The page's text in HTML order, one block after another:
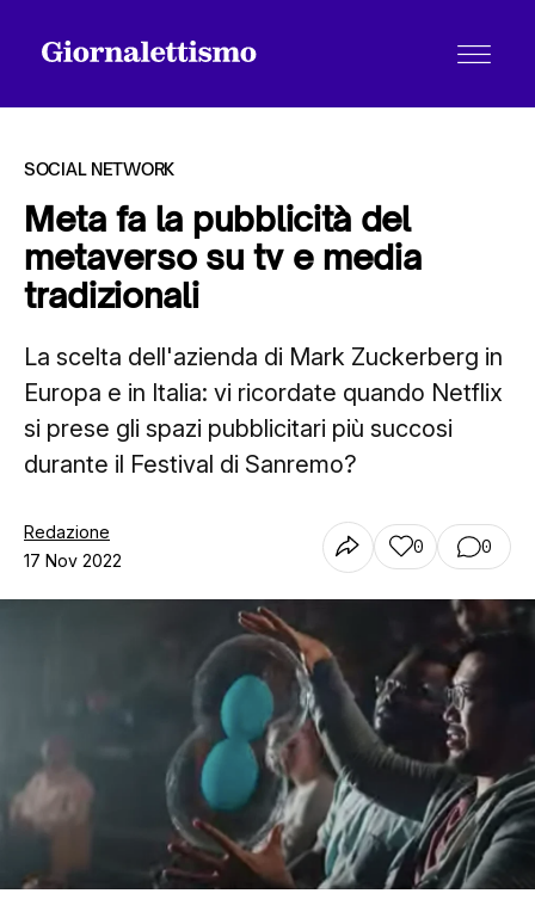
Tutti gli articoli
Chi siamo
Contatti
SOCIAL NETWORK
Meta fa la pubblicità del
metaverso su tv e media
tradizionali
La scelta dell'azienda di Mark Zuckerberg in
Europa e in Italia: vi ricordate quando Netflix
si prese gli spazi pubblicitari più succosi
durante il Festival di Sanremo?
Redazione
17 Nov 2022
0 0